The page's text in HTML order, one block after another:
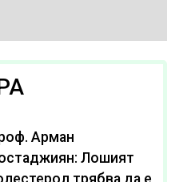
Арман
Лошият
трябва да е